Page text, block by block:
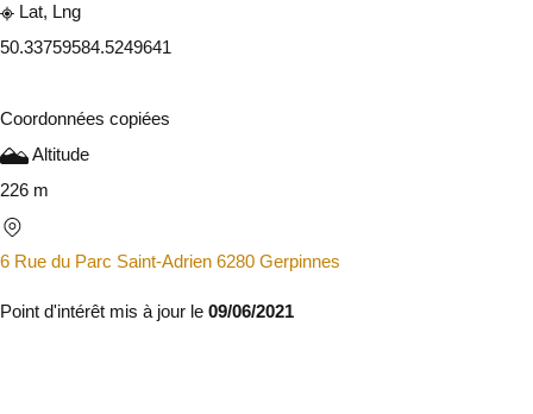
Lat, Lng
50.33759584.5249641
Coordonnées copiées
Altitude
226 m
6 Rue du Parc Saint-Adrien 6280 Gerpinnes
Point d'intérêt mis à jour le 09/06/2021